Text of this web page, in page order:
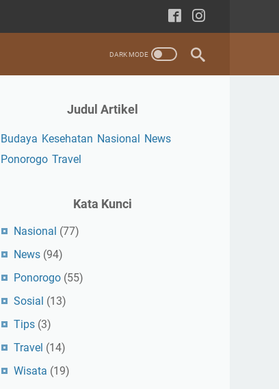
Judul Artikel
Budaya Kesehatan Nasional News
Ponorogo Travel
Kata Kunci
Nasional (77)
News (94)
Ponorogo (55)
Sosial (13)
Tips (3)
Travel (14)
Wisata (19)